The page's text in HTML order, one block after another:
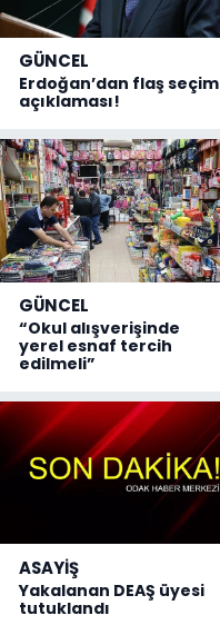
GÜNCEL
Erdoğan’dan flaş seçim
açıklaması!
GÜNCEL
“Okul alışverişinde
yerel esnaf tercih
edilmeli”
ASAYİŞ
Yakalanan DEAŞ üyesi
tutuklandı